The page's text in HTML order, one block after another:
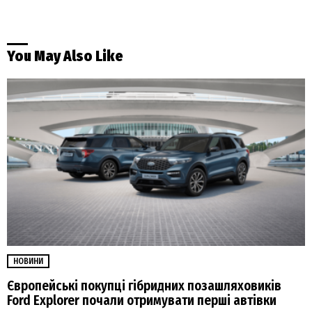
You May Also Like
НОВИНИ
Європейські покупці гібридних позашляховиків
Ford Explorer почали отримувати перші автівки